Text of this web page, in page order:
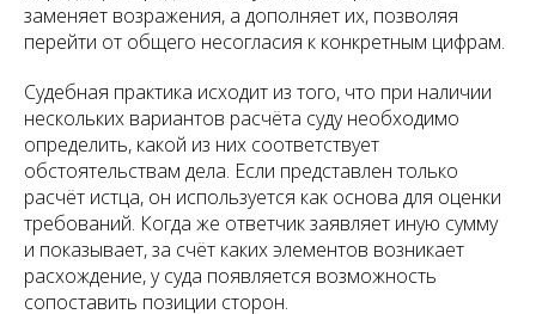
заменяет возражения, а дополняет их, позволяя
перейти от общего несогласия к конкретным цифрам.
Судебная практика исходит из того, что при наличии
нескольких вариантов расчёта суду необходимо
определить, какой из них соответствует
обстоятельствам дела. Если представлен только
расчёт истца, он используется как основа для оценки
требований. Когда же ответчик заявляет иную сумму
и показывает, за счёт каких элементов возникает
расхождение, у суда появляется возможность
сопоставить позиции сторон.